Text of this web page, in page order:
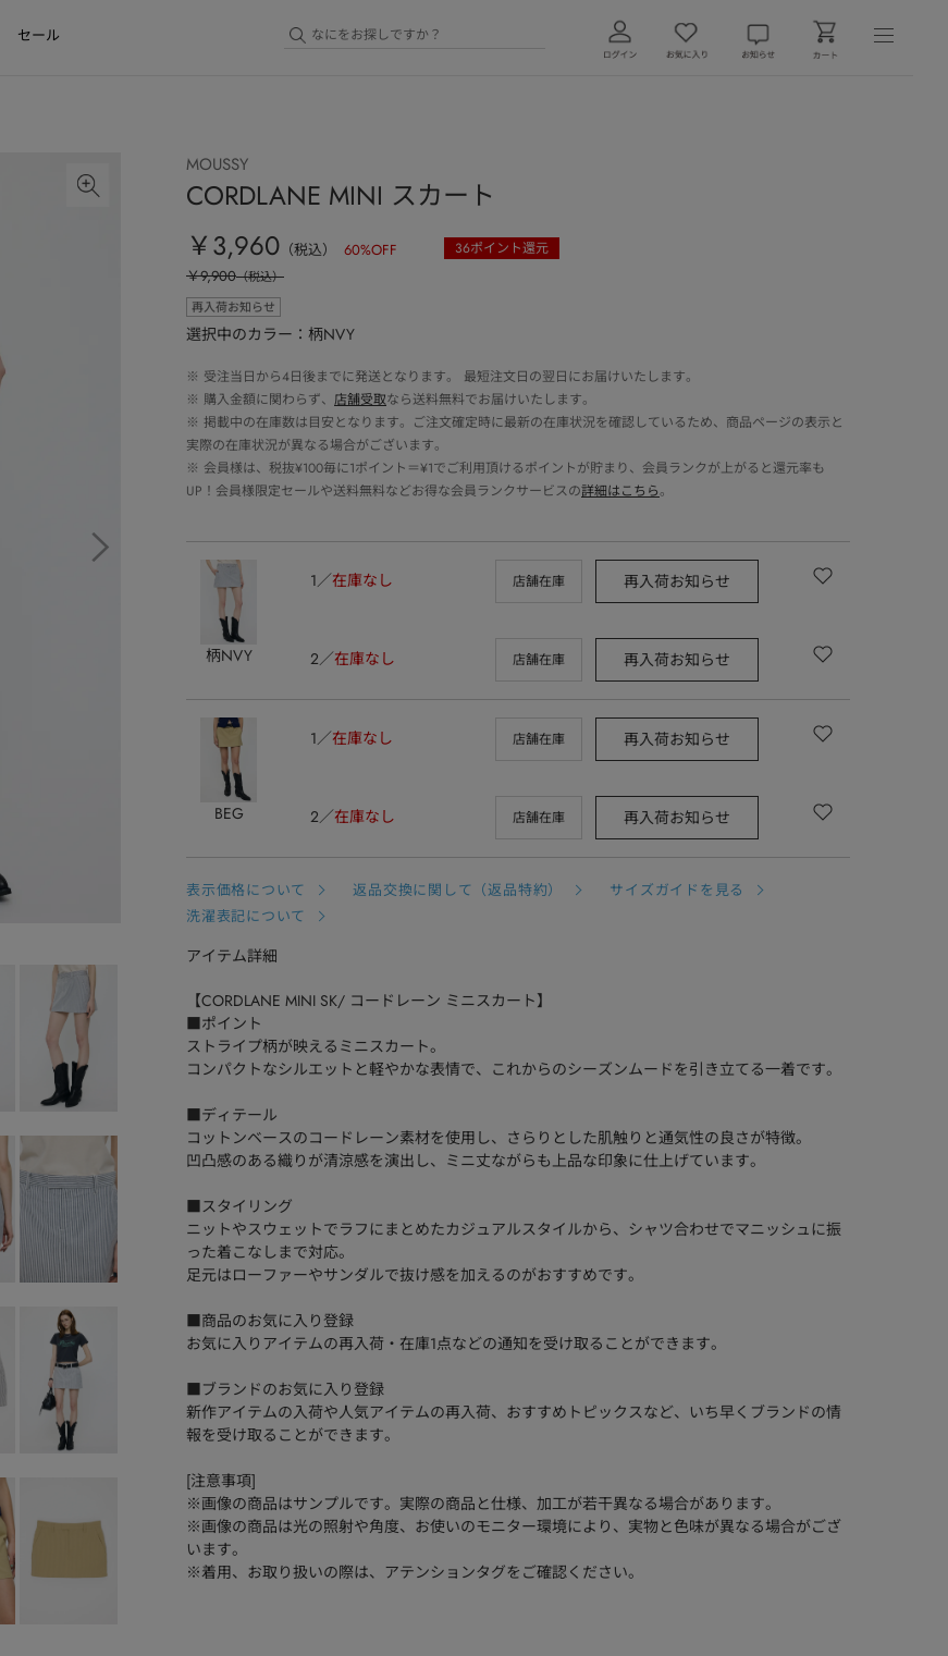
セール
MOUSSY
CORDLANE MINI スカート
￥3,960 （税込） 60%OFF 36ポイント還元
￥9,900（税込）
再入荷お知らせ
選択中のカラー：柄NVY
※ 受注当日から4日後までに発送となります。 最短注文日の翌日にお届けいたします。
※ 購入金額に関わらず、 店舗受取なら送料無料でお届けいたします。
※ 掲載中の在庫数は目安となります。ご注文確定時に最新の在庫状況を確認しているため、商品ページの表示と
実際の在庫状況が異なる場合がございます。
※ 会員様は、税抜¥100毎に1ポイント＝¥1でご利用頂けるポイントが貯まり、会員ランクが上がると還元率も
UP！会員様限定セールや送料無料などお得な会員ランクサービスの詳細はこちら。
柄NVY
1 在庫なし 店舗在庫 再入荷お知らせ
2 在庫なし 店舗在庫 再入荷お知らせ
BEG
1 在庫なし 店舗在庫 再入荷お知らせ
2 在庫なし 店舗在庫 再入荷お知らせ
表示価格について 返品交換に関して（返品特約）
サイズガイドを見る
洗濯表記について
アイテム詳細
【CORDLANE MINI SK/ コードレーン ミニスカート】
■ポイント
ストライプ柄が映えるミニスカート。
コンパクトなシルエットと軽やかな表情で、これからのシーズンムードを引き立てる一着です。
■ディテール
コットンベースのコードレーン素材を使用し、さらりとした肌触りと通気性の良さが特徴。
凹凸感のある織りが清涼感を演出し、ミニ丈ながらも上品な印象に仕上げています。
■スタイリング
ニットやスウェットでラフにまとめたカジュアルスタイルから、シャツ合わせでマニッシュに振
った着こなしまで対応。
足元はローファーやサンダルで抜け感を加えるのがおすすめです。
■商品のお気に入り登録
お気に入りアイテムの再入荷・在庫1点などの通知を受け取ることができます。
■ブランドのお気に入り登録
新作アイテムの入荷や人気アイテムの再入荷、おすすめトピックスなど、いち早くブランドの情
報を受け取ることができます。
[注意事項]
※画像の商品はサンプルです。実際の商品と仕様、加工が若干異なる場合があります。
※画像の商品は光の照射や角度、お使いのモニター環境により、実物と色味が異なる場合がござ
います。
※着用、お取り扱いの際は、アテンションタグをご確認ください。